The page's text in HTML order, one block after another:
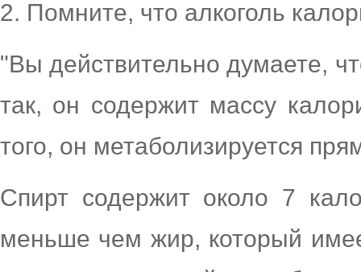
2. Помните, что алкоголь
"Вы действительно думаете,
так, он содержит массу
того, он метаболизируется
Спирт содержит около 7
меньше чем жир, который